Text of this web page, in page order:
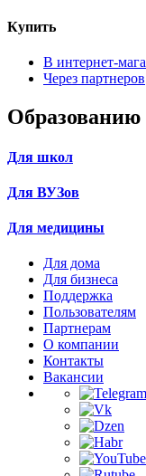
Купить
В интернет-
Через партнеров
Для школ
Для ВУЗов
Для медицины
Для дома
Для бизнеса
Поддержка
Пользователям
Партнерам
О компании
Контакты
Вакансии